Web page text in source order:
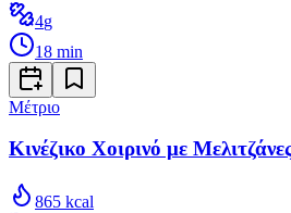
4g
18 min
Μέτριο
Κινέζικο Χοιρινό με
865 kcal